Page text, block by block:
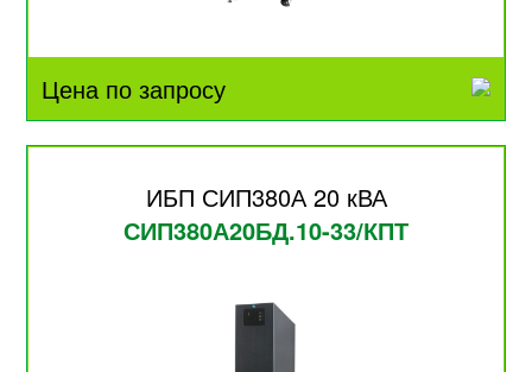
Цена по запросу
ИБП СИП380А 20 кВА
СИП380А20БД.10-33/КПТ